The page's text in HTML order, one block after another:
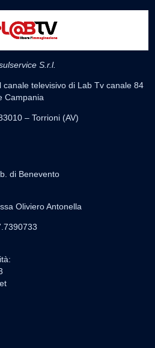
S.r.l.
canale televisivo di Lab Tv canale 84
Campania
– Torrioni (AV)
di Benevento
Oliviero Antonella